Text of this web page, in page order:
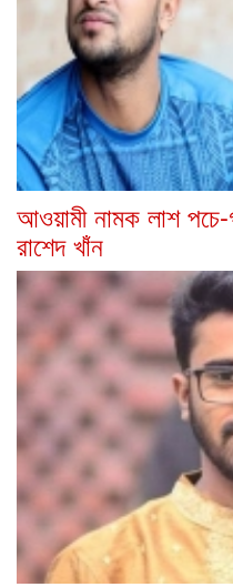
আওয়ামী নামক লাশ পচে-
রাশেদ খাঁন